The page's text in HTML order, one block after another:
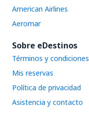
American Airlines
Aeromar
Sobre eDestinos
Términos y condiciones
Mis reservas
Política de privacidad
Asistencia y contacto